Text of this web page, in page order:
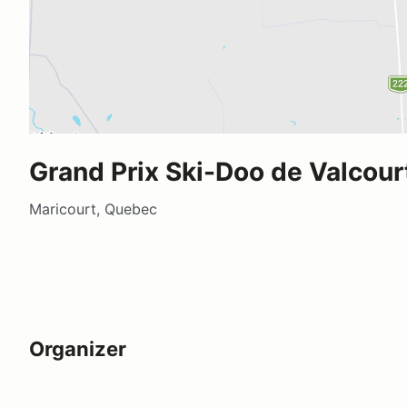
Grand Prix Ski-Doo de
Maricourt, Quebec
Organizer